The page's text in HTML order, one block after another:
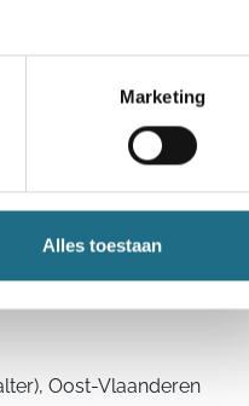
Marketing
Alles toestaan
Brabant
Oost-Vlaanderen